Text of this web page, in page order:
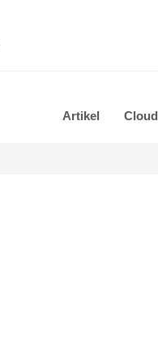
Artikel Cloud